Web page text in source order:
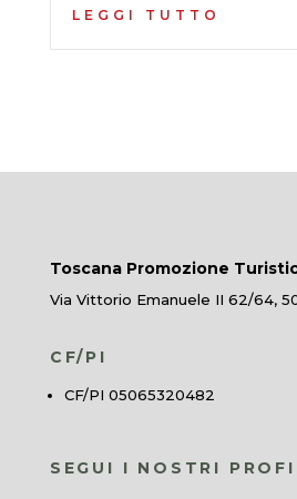
LEGGI TUTTO
Toscana Promozione
Via Vittorio Emanuele II 62/64,
CF/PI
CF/PI 05065320482
SEGUI I NOSTRI